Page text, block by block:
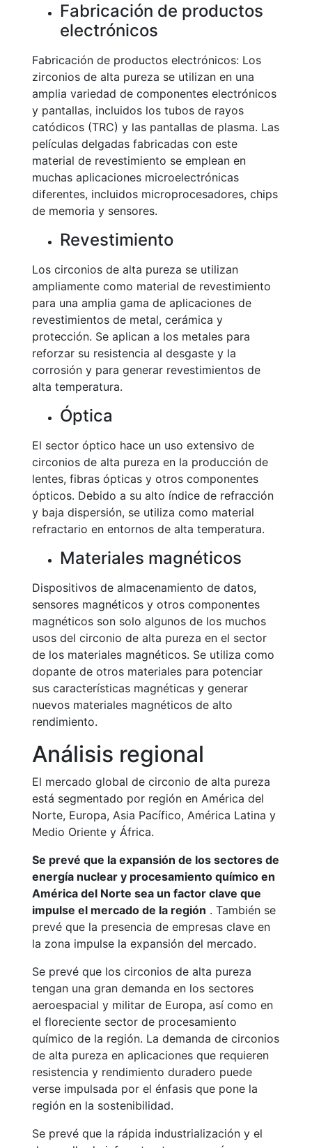
Fabricación de productos
electrónicos
Fabricación de productos electrónicos: Los
zirconios de alta pureza se utilizan en una
amplia variedad de componentes electrónicos
y pantallas, incluidos los tubos de rayos
catódicos (TRC) y las pantallas de plasma. Las
películas delgadas fabricadas con este
material de revestimiento se emplean en
muchas aplicaciones microelectrónicas
diferentes, incluidos microprocesadores, chips
de memoria y sensores.
Revestimiento
Los circonios de alta pureza se utilizan
ampliamente como material de revestimiento
para una amplia gama de aplicaciones de
revestimientos de metal, cerámica y
protección. Se aplican a los metales para
reforzar su resistencia al desgaste y la
corrosión y para generar revestimientos de
alta temperatura.
Óptica
El sector óptico hace un uso extensivo de
circonios de alta pureza en la producción de
lentes, fibras ópticas y otros componentes
ópticos. Debido a su alto índice de refracción
y baja dispersión, se utiliza como material
refractario en entornos de alta temperatura.
Materiales magnéticos
Dispositivos de almacenamiento de datos,
sensores magnéticos y otros componentes
magnéticos son solo algunos de los muchos
usos del circonio de alta pureza en el sector
de los materiales magnéticos. Se utiliza como
dopante de otros materiales para potenciar
sus características magnéticas y generar
nuevos materiales magnéticos de alto
rendimiento.
Análisis regional
El mercado global de circonio de alta pureza
está segmentado por región en América del
Norte, Europa, Asia Pacífico, América Latina y
Medio Oriente y África.
Se prevé que la expansión de los sectores de
energía nuclear y procesamiento químico en
América del Norte sea un factor clave que
impulse el mercado de la región . También se
prevé que la presencia de empresas clave en
la zona impulse la expansión del mercado.
Se prevé que los circonios de alta pureza
tengan una gran demanda en los sectores
aeroespacial y militar de Europa, así como en
el floreciente sector de procesamiento
químico de la región. La demanda de circonios
de alta pureza en aplicaciones que requieren
resistencia y rendimiento duradero puede
verse impulsada por el énfasis que pone la
región en la sostenibilidad.
Se prevé que la rápida industrialización y el